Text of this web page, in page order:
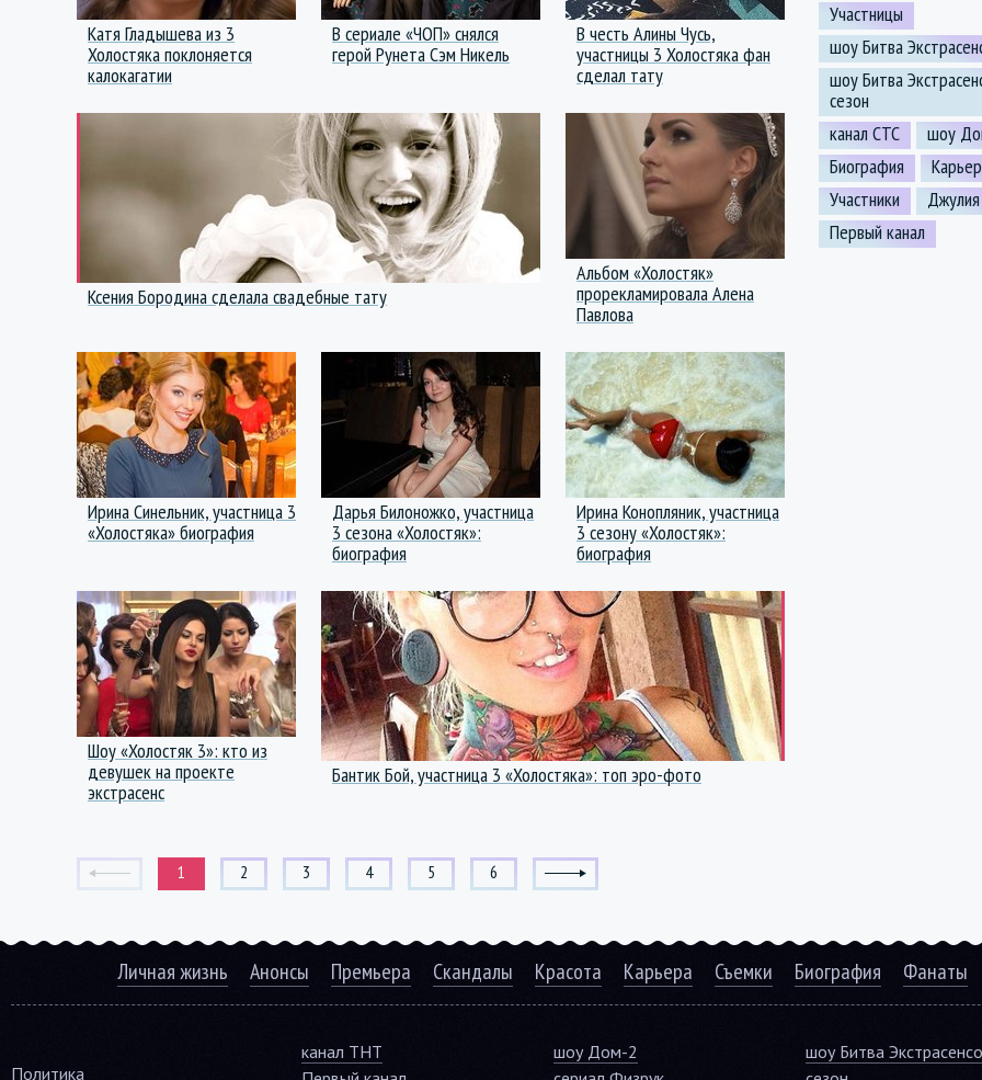
Катя Гладышева из 3
Холостяка поклоняется
калокагатии
В сериале «ЧОП» снялся
герой Рунета Сэм Никель
В честь Алины Чусь,
участницы 3 Холостяка фан
сделал тату
Ксения Бородина сделала свадебные тату
Альбом «Холостяк»
прорекламировала Алена
Павлова
Ирина Синельник, участница 3
«Холостяка» биография
Дарья Билоножко, участница
3 сезона «Холостяк»:
биография
Ирина Конопляник, участница
3 сезону «Холостяк»:
биография
Шоу «Холостяк 3»: кто из
девушек на проекте
экстрасенс
Бантик Бой, участница 3 «Холостяка»: топ эро-фото
1 2 3 4 5 6
Участницы
шоу Битва
шоу Битва
сезон
канал СТС
шоу
Биография
Участники
Первый канал
Личная жизнь Анонсы Премьера Скандалы Красота Карьера Съемки Биография Фанаты
Политика
канал ТНТ
шоу Дом-2
шоу Битва